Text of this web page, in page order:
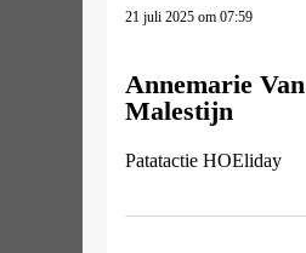
21 juli 2025 om 07:59
Annemarie Van
Malestijn
Patatactie HOEliday